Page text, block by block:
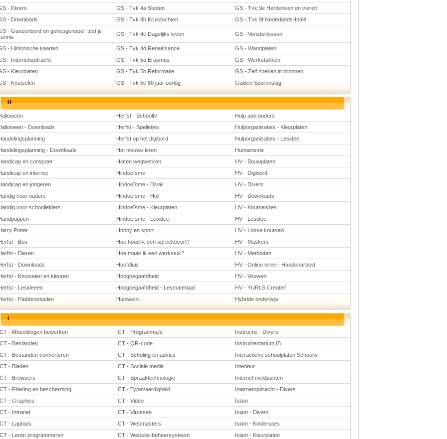
- Divers
GS - Tvk 4a Steden
GS - Tvk 9e Herdenken en vieren
- Downloads
GS - Tvk 4b Kruistochten
GS - Tvk 9f Nederlands-Indië
- Ganzenbord en geheugenspel: test je
GS - Tvk 4c Dagelijks leven GS - Vensterlessen
- Historische kaarten GS - Tvk 4d Renaissance
GS - Wandplaten
- Internetopdracht
GS - Tvk 5a Erasmus
GS - Werkstukken
- Kleurplaten
GS - Tvk 5b Reformatie
GS - Zelf zoeken in bronnen
- Knutselen
GS - Tvk 5c 80 jaar oorlog Gulden Sporenslag
H
Herfst - Schooltv
Hulp aan ouders
- Downloads
Herfst - Spelletjes
Hulporganisaties - Kleurplaten
Herfst op het digibord
Hulporganisaties - Lesidee
- Downloads
Het nieuwe leren
Humanisme
en computer
Hiaten wegwerken
HV - Bouwplaten
en internet
Hindoeïsme
HV - Digibord
en jongeren
Hindoeïsme - Divali
HV - Divers
voor ouders
Hindoeïsme - Holi
HV - Downloads
voor schoolleiders
Hindoeïsme - Kleurplaten
HV - Knutselsites
Hindoeïsme - Lesidee
HV - Lesidee
Potter
Hobby en sport
HV - Losse knutsels
- Bos
Hoe houd ik een spreekbeurt?
HV - Maskers
- Dieren
Hoe maak ik een werkstuk?
HV - Methoden
- Downloads
Hoofdluis
HV - Online leren - Handenarbeid
- Knutselen en kleuren
Hoogbegaafdheid
HV - Vouwen
- Lesideeën
Hoogbegaafdheid - Lesmateriaal
HV - YURLS Creatief
- Paddenstoelen
Huiswerk Hybride onderwijs
I
- Afbeeldingen bewerken ICT - Programma's
Instructie - Divers
- Bestanden
ICT - QR-code
Instrumentarium IB
- Bestanden converteren
ICT - Scholing en advies
Interactieve schoolplaten Schooltv
- Bladen
ICT - Sociale media
Interieur
- Browsers
ICT - Spraaktechnologie
Internet meldpunten
- Filtering en bescherming
ICT - Typevaardigheid
Internetopdracht - Divers
- Graphics
ICT - Video
Islam
- Intranet
ICT - Virussen
Islam - Divers
- Laptops
ICT - Webmasters
Islam - Kindersites
- Leren programmeren
ICT - Website-beheersysteem Islam - Kleurplaten